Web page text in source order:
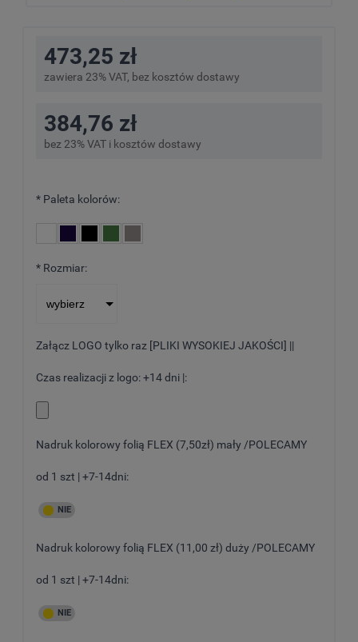
473,25 zł
zawiera 23% VAT, bez kosztów dostawy
384,76 zł
bez 23% VAT i kosztów dostawy
* Paleta kolorów:
* Rozmiar:
Załącz LOGO tylko raz [PLIKI WYSOKIEJ JAKOŚCI] ||
Czas realizacji z logo: +14 dni |:
Nadruk kolorowy folią FLEX (7,50zł) mały /POLECAMY
od 1 szt | +7-14dni:
Nadruk kolorowy folią FLEX (11,00 zł) duży /POLECAMY
od 1 szt | +7-14dni: